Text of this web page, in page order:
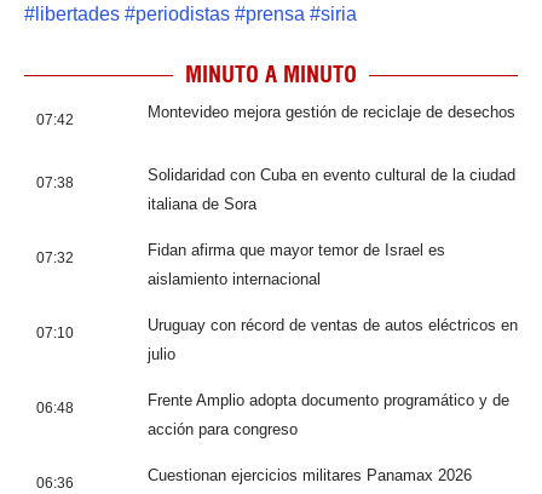
# libertades #periodistas #prensa #siria
MINUTO A MINUTO
07:42 Montevideo mejora gestión de reciclaje de desechos
07:38
Solidaridad con Cuba en evento cultural de la ciudad
italiana de Sora
07:32
Fidan afirma que mayor temor de Israel es
aislamiento internacional
07:10
Uruguay con récord de ventas de autos eléctricos en
julio
06:48
Frente Amplio adopta documento programático y de
acción para congreso
06:36
Cuestionan ejercicios militares Panamax 2026